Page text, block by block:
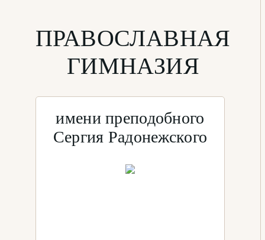
ПРАВОСЛАВНАЯ
ГИМНАЗИЯ
имени преподобного
Сергия Радонежского